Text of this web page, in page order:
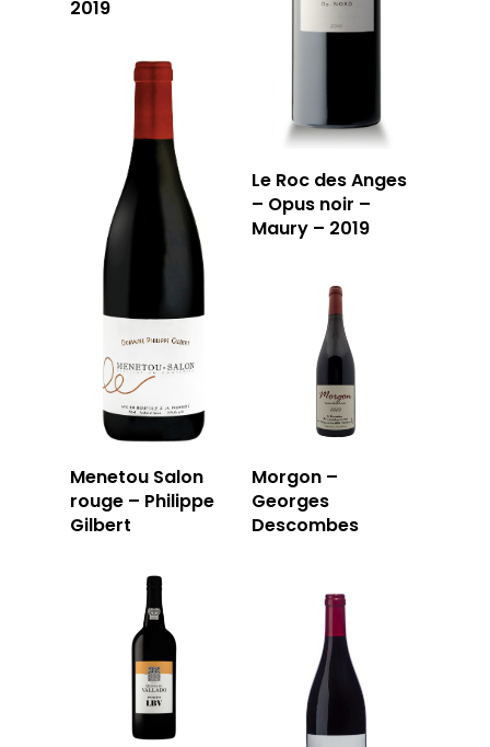
2019
Le Roc des Anges
– Opus noir –
Maury – 2019
Menetou Salon
rouge – Philippe
Gilbert
Morgon –
Georges
Descombes
RÉSERVER
13006 Marseille
T: 04 91 33 46 59